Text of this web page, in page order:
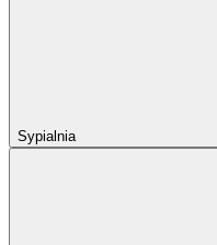
Sypialnia